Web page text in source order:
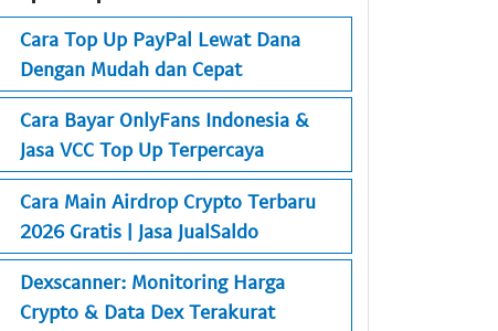
Cara Top Up PayPal Lewat Dana
Dengan Mudah dan Cepat
Cara Bayar OnlyFans Indonesia &
Jasa VCC Top Up Terpercaya
Cara Main Airdrop Crypto Terbaru
2026 Gratis | Jasa JualSaldo
Dexscanner: Monitoring Harga
Crypto & Data Dex Terakurat